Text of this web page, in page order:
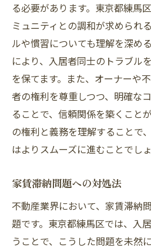
る必要があります。東京都練馬
ミュニティとの調和が求められ
ルや慣習についても理解を深め
により、入居者同士のトラブル
を保てます。また、オーナーや
者の権利を尊重しつつ、明確な
ることで、信頼関係を築くこと
の権利と義務を理解することで
はよりスムーズに進むことでしょ
家賃滞納問題への対処法
不動産業界において、家賃滞納
題です。東京都練馬区では、入
うことで、こうした問題を未然